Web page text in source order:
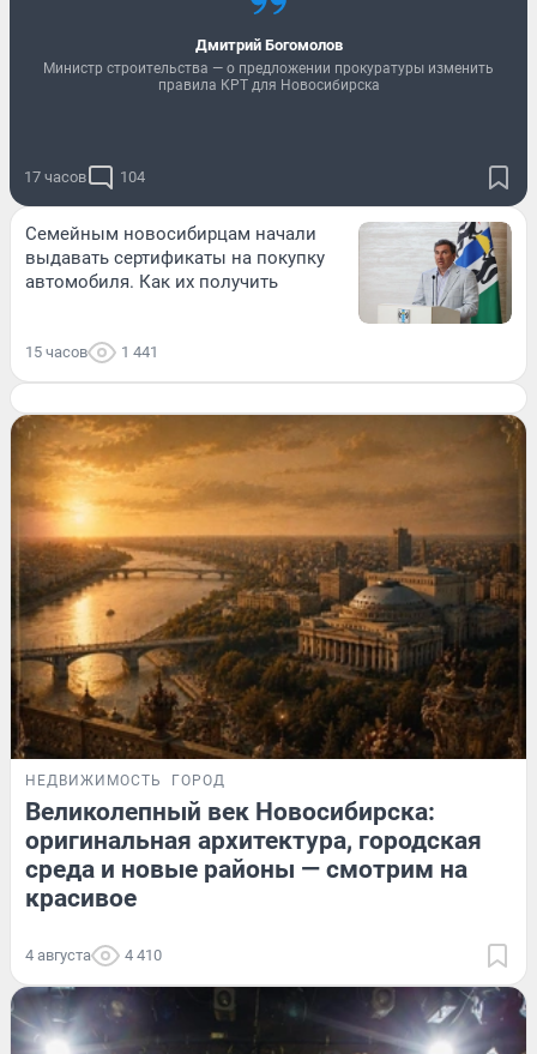
Дмитрий Богомолов
Министр строительства — о предложении прокуратуры изменить
правила КРТ для Новосибирска
17 часов 104
Семейным новосибирцам начали
выдавать сертификаты на покупку
автомобиля. Как их получить
15 часов 1 441
НЕДВИЖИМОСТЬ ГОРОД
Великолепный век Новосибирска:
оригинальная архитектура, городская
среда и новые районы — смотрим на
красивое
4 августа 4 410